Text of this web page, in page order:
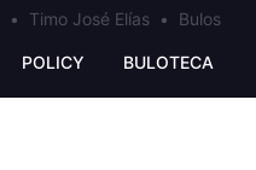
• Timo José Elías • Bulos
POLICY BULOTECA